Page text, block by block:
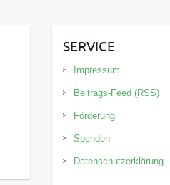
SERVICE
Impressum
Beitrags-Feed (RSS)
Förderung
Spenden
Datenschutzerklärung